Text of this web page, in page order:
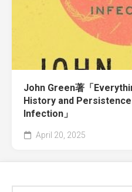
John Green著「
History and
Infection」
April 20, 2025